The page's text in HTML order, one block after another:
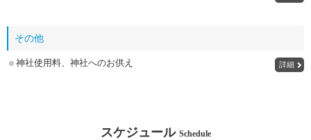
その他
神社使用料、神社へのお供え 詳細
スケジュール Schedule